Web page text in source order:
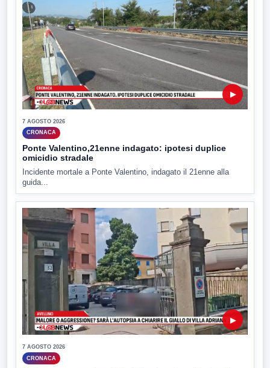
▶
7 AGOSTO 2026
CRONACA
Ponte Valentino,21enne indagato: ipotesi duplice
omicidio stradale
Incidente mortale a Ponte Valentino, indagato il 21enne alla
guida...
▶
7 AGOSTO 2026
CRONACA